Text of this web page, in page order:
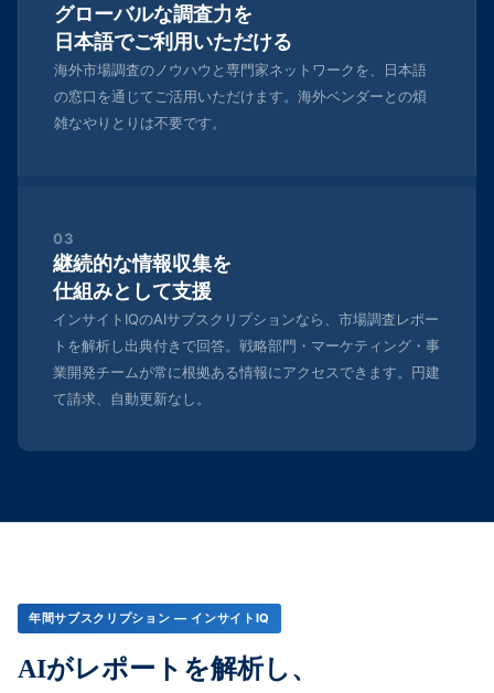
グローバルな調査力を
日本語でご利用いただける
海外市場調査のノウハウと専門家ネットワークを、日本語
の窓口を通じてご活用いただけます。海外ベンダーとの煩
雑なやりとりは不要です。
03
継続的な情報収集を
仕組みとして支援
インサイトIQのAIサブスクリプションなら、市場調査レポー
トを解析し出典付きで回答。戦略部門・マーケティング・事
業開発チームが常に根拠ある情報にアクセスできます。円建
て請求、自動更新なし。
年間サブスクリプション — インサイトIQ
AIがレポートを解析し、